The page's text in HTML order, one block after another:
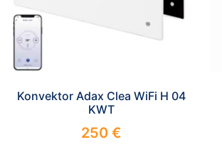
Konvektor Adax Clea WiFi H 04
KWT
250 €